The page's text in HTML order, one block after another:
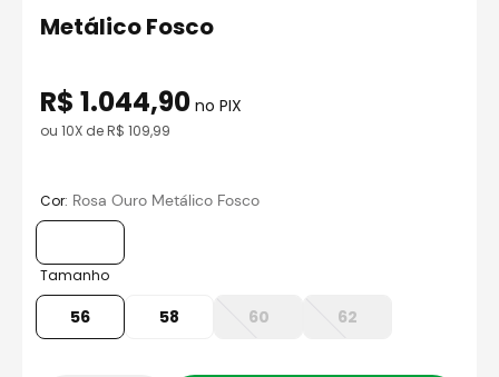
9º axxis fenix
Metálico Fosco
R$ 1.044,90 no PIX
ou 10X deR$ 109,99
Cor: Rosa Ouro Metálico Fosco
Tamanho
56 58 60 62